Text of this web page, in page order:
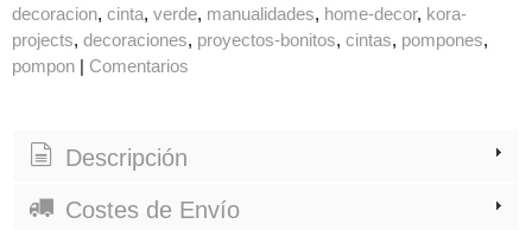
decoracion cinta verde manualidades home-decor kora-
projects decoraciones proyectos-bonitos cintas pompones
pompon
Comentarios
Descripción
Costes de Envío